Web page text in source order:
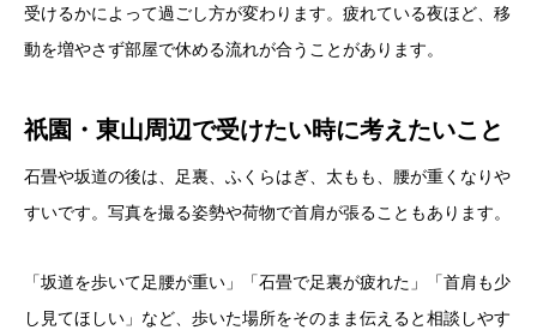
受けるかによって過ごし方が変わります。疲れている夜ほど、移
動を増やさず部屋で休める流れが合うことがあります。
祇園・東山周辺で受けたい時に考えたいこと
石畳や坂道の後は、足裏、ふくらはぎ、太もも、腰が重くなりや
すいです。写真を撮る姿勢や荷物で首肩が張ることもあります。
「坂道を歩いて足腰が重い」「石畳で足裏が疲れた」「首肩も少
し見てほしい」など、歩いた場所をそのまま伝えると相談しやす